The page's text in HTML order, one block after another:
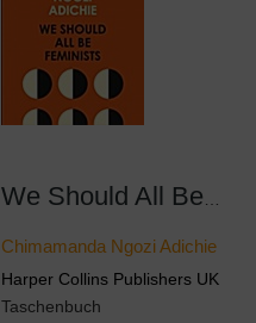
Chimamanda Ngozi Adichie
Harper Collins Publishers UK
Taschenbuch